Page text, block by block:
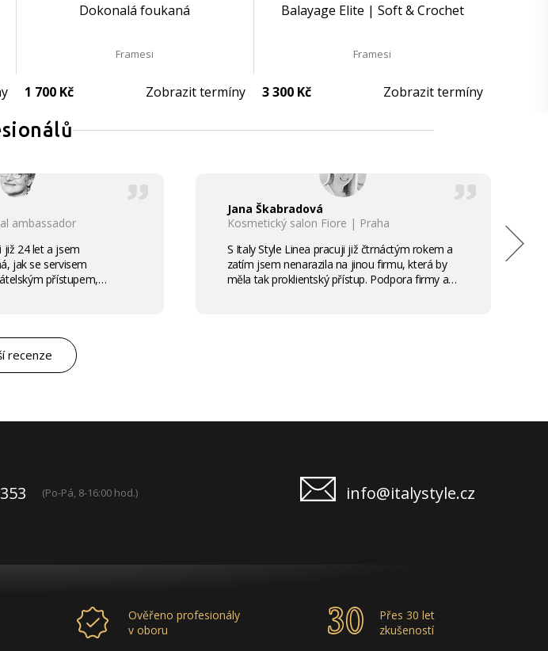
Dokonalá foukaná
Framesi
1 700 Kč Zobrazit termíny
Balayage Elite | Soft & Crochet
Framesi
3 300 Kč Zobrazit termíny
ambassador
již 24 let a jsem
jak se servisem
přístupem,
Pro mě je to po těch
Myslím, že ty roky
Jana Škabradová
Kosmetický salon Fiore | Praha
S Italy Style Linea pracuji již čtrnáctým rokem a
zatím jsem nenarazila na jinou firmu, která by
měla tak proklientský přístup. Podpora firmy a
recenze
(Po-Pá, 8-16:00 hod.) info@italystyle.cz
Ověřeno profesionály
v oboru
Přes 30 let
zkušeností